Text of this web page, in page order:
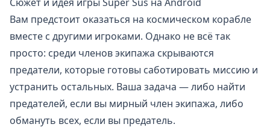
Вам предстоит оказаться на космическом корабле
вместе с другими игроками. Однако не всё так
просто: среди членов экипажа скрываются
предатели, которые готовы саботировать миссию и
устранить остальных. Ваша задача — либо найти
предателей, если вы мирный член экипажа, либо
обмануть всех, если вы предатель.